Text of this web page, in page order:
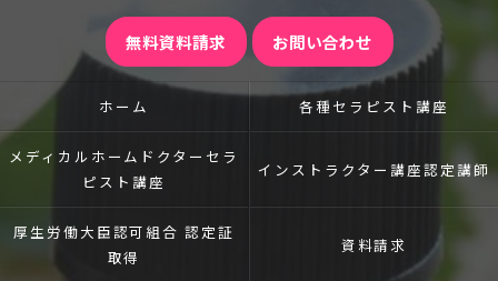
無料資料請求 お問い合わせ
ホーム 各種セラピスト講座
メディカルホームドクター セラ
ピスト講座
インストラクター講座認定講師
厚生労働大臣認可組合 認定証
取得
資料請求